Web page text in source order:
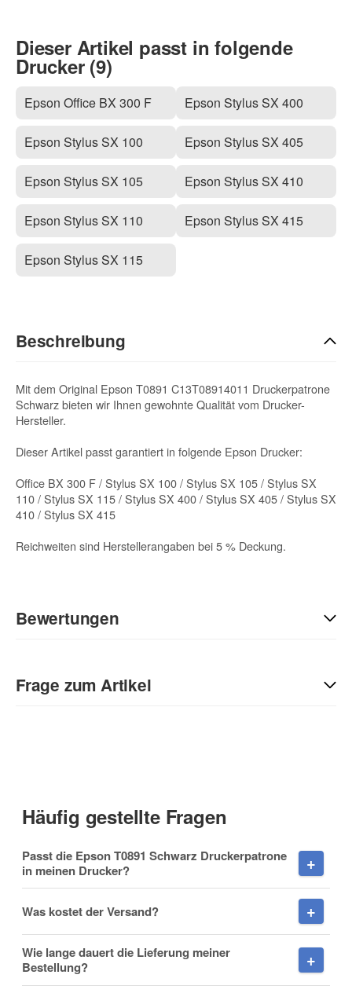
Dieser Artikel passt in folgende
Drucker (9)
Epson Office BX 300 F
Epson Stylus SX 100
Epson Stylus SX 105
Epson Stylus SX 110
Epson Stylus SX 115
Epson Stylus SX 400
Epson Stylus SX 405
Epson Stylus SX 410
Epson Stylus SX 415
Beschreibung
Mit dem Original Epson T0891 C13T08914011 Druckerpatrone
Schwarz bieten wir Ihnen gewohnte Qualität vom Drucker-
Hersteller.
Dieser Artikel passt garantiert in folgende Epson Drucker:
Office BX 300 F / Stylus SX 100 / Stylus SX 105 / Stylus SX
110 / Stylus SX 115 / Stylus SX 400 / Stylus SX 405 / Stylus SX
410 / Stylus SX 415
Reichweiten sind Herstellerangaben bei 5 % Deckung.
Bewertungen
Sie Anderen bei der Kaufentscheidung:
Frage zum Artikel
Häufig gestellte Fragen
Passt die Epson T0891 Schwarz Druckerpatrone
in meinen Drucker?
Was kostet der Versand?
Wie lange dauert die Lieferung meiner
Bestellung?